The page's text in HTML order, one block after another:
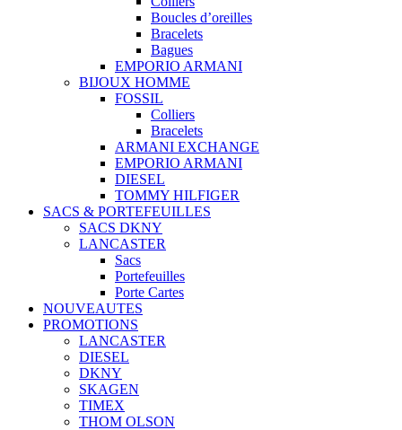
Boucles d’oreilles
Bracelets
Bagues
EMPORIO ARMANI
BIJOUX HOMME
FOSSIL
Colliers
Bracelets
ARMANI EXCHANGE
EMPORIO ARMANI
DIESEL
TOMMY HILFIGER
SACS & PORTEFEUILLES
SACS DKNY
LANCASTER
Sacs
Portefeuilles
Porte Cartes
NOUVEAUTES
PROMOTIONS
LANCASTER
DIESEL
DKNY
SKAGEN
TIMEX
THOM OLSON